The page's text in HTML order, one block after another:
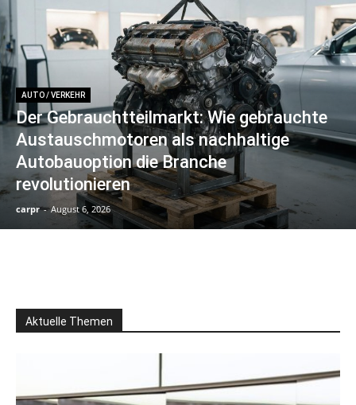
AUTO / VERKEHR
Der Gebrauchtteilmarkt: Wie gebrauchte
Austauschmotoren als nachhaltige
Autobauoption die Branche
revolutionieren
carpr - August 6, 2026
Aktuelle Themen